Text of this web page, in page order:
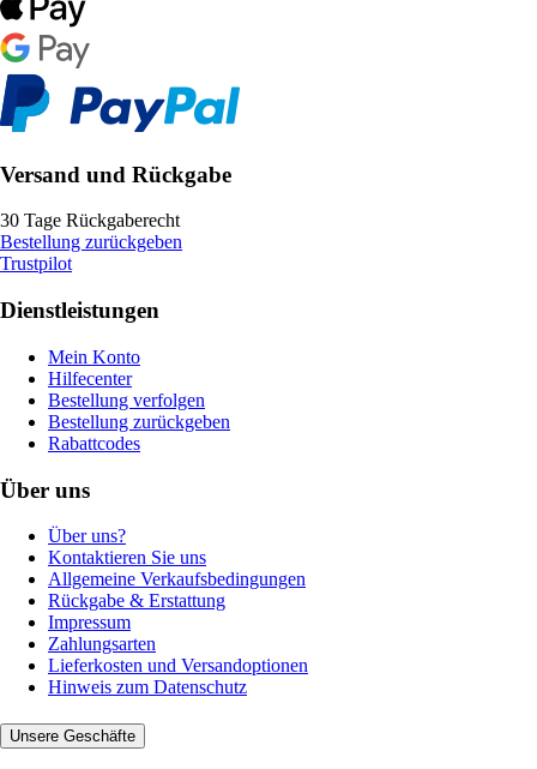
Versand und Rückgabe
30 Tage Rückgaberecht
Bestellung zurückgeben
Trustpilot
Dienstleistungen
Mein Konto
Hilfecenter
Bestellung verfolgen
Bestellung zurückgeben
Rabattcodes
Über uns
Über uns?
Kontaktieren Sie uns
Allgemeine Verkaufsbedingungen
Rückgabe & Erstattung
Impressum
Zahlungsarten
Lieferkosten und Versandoptionen
Hinweis zum Datenschutz
Unsere Geschäfte